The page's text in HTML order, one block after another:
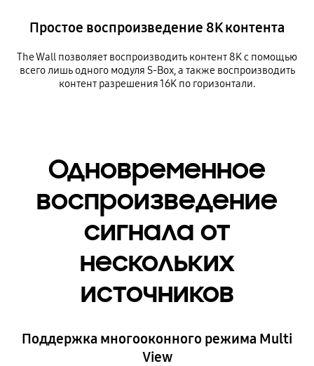
Простое воспроизведение 8K контента
The Wall позволяет воспроизводить контент 8K с помощью
всего лишь одного модуля S-Box, а также воспроизводить
контент разрешения 16K по горизонтали.
Одновременное
воспроизведение
сигнала от
нескольких
источников
Поддержка многооконного режима Multi
View